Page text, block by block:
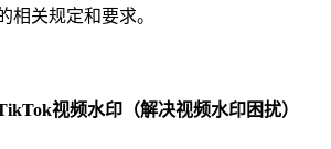
相关规定和要求。
视频水印（解决视频水印困扰）